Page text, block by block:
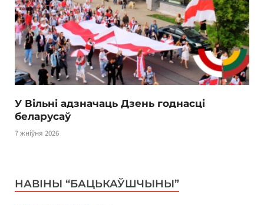
У Вільні адзначаць Дзень годнасці
беларусаў
7 жніўня 2026
НАВІНЫ “БАЦЬКАЎШЧЫНЫ”